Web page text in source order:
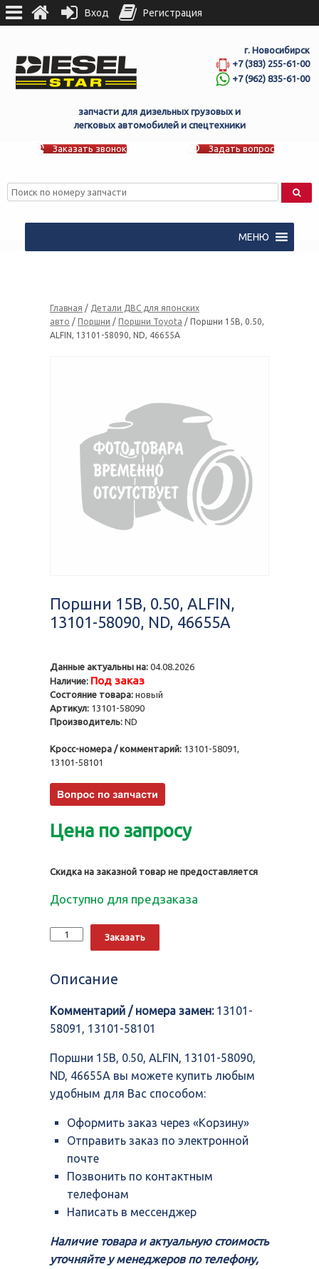
г. Новосибирск
+7 (383) 255-61-00
+7 (962) 835-61-00
запчасти для дизельных грузовых и
легковых автомобилей и спецтехники
Заказать звонок Задать вопрос
МЕНЮ
Главная / Детали ДВС для японских
авто / Поршни / Поршни Toyota / Поршни 15B, 0.50,
ALFIN, 13101-58090, ND, 46655A
Поршни 15B, 0.50, ALFIN,
13101-58090, ND, 46655A
Данные актуальны на: 04.08.2026
Наличие: Под заказ
Состояние товара: новый
Артикул: 13101-58090
Производитель: ND
Кросс-номера / комментарий: 13101-58091,
13101-58101
Цена по запросу
Скидка на заказной товар не предоставляется
Доступно для предзаказа
Количество
Поршни
ALFIN,
58090,
ND,
Заказать
Описание
Комментарий / номера замен:13101-
58091, 13101-58101
Поршни 15B, 0.50, ALFIN, 13101-58090,
ND, 46655A вы можете купить любым
удобным для Вас способом:
Оформить заказ через «Корзину»
Отправить заказ по электронной
почте
Позвонить по контактным
телефонам
Написать в мессенджер
Наличие товара и актуальную стоимость
уточняйте у менеджеров по телефону,
Вход Регистрация